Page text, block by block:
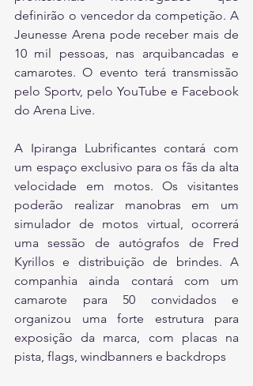
definirão o vencedor da competição. A
Jeunesse Arena pode receber mais de
10 mil pessoas, nas arquibancadas e
camarotes. O evento terá transmissão
pelo Sportv, pelo YouTube e Facebook
do Arena Live.
A Ipiranga Lubrificantes contará com
um espaço exclusivo para os fãs da alta
velocidade em motos. Os visitantes
poderão realizar manobras em um
simulador de motos virtual, ocorrerá
uma sessão de autógrafos de Fred
Kyrillos e distribuição de brindes. A
companhia ainda contará com um
camarote para 50 convidados e
organizou uma forte estrutura para
exposição da marca, com placas na
pista, flags, windbanners e backdrops